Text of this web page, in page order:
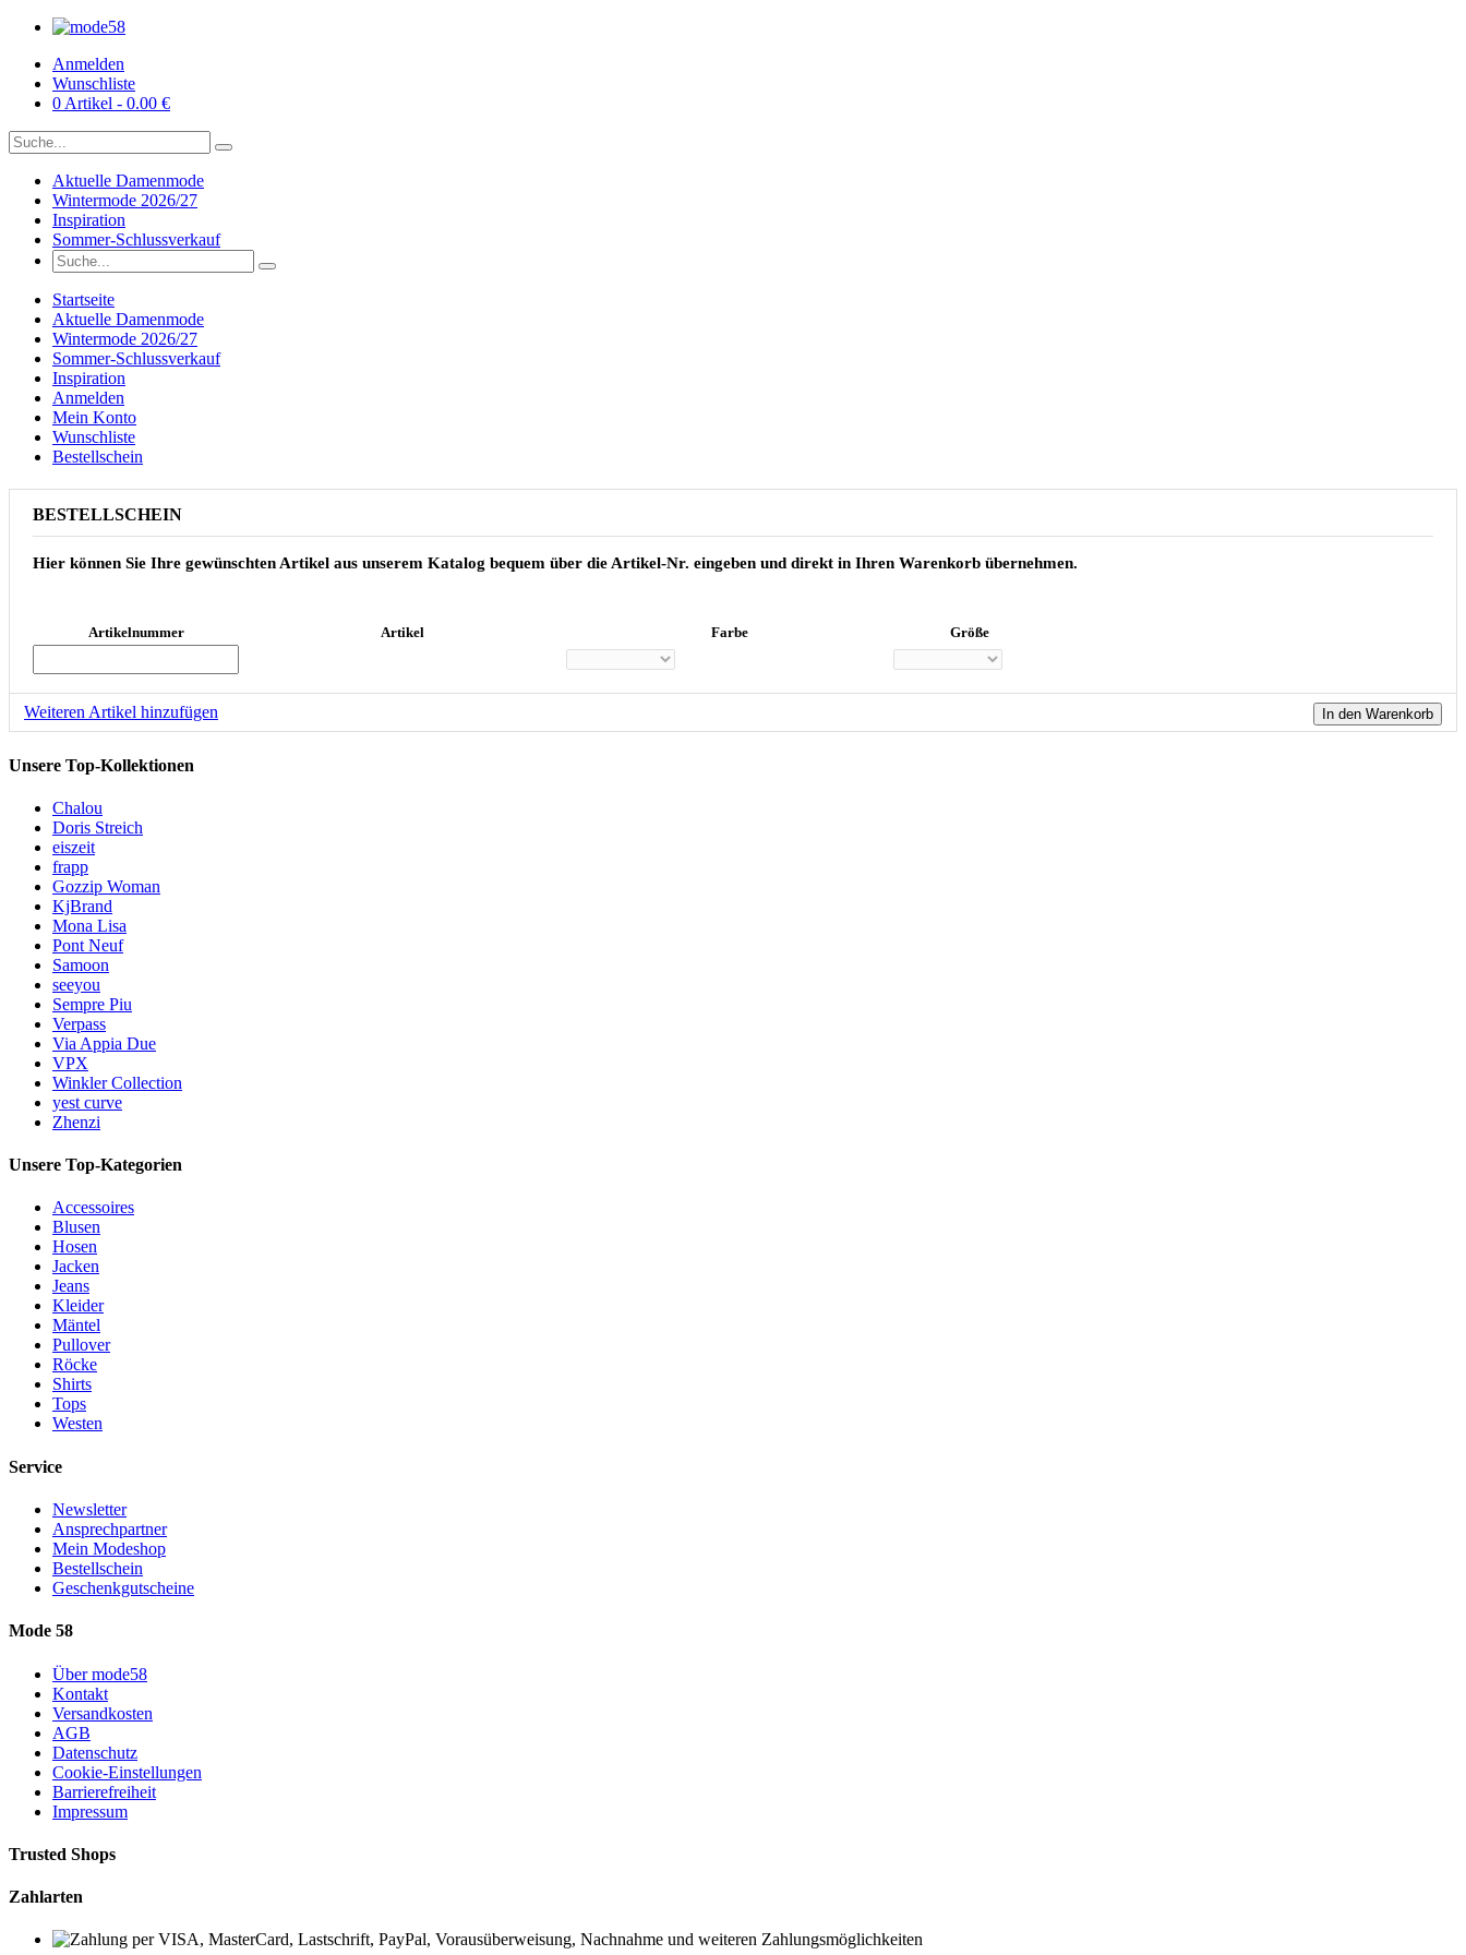
Anmelden
Wunschliste
0 Artikel - 0.00 €
Aktuelle Damenmode
Wintermode 2026/27
Inspiration
Sommer-Schlussverkauf
Startseite
Aktuelle Damenmode
Wintermode 2026/27
Sommer-Schlussverkauf
Inspiration
Anmelden
Mein Konto
Wunschliste
Bestellschein
BESTELLSCHEIN
Hier können Sie Ihre gewünschten Artikel aus unserem Katalog bequem über die Artikel-Nr. eingeben und direkt in Ihren Warenkorb übernehmen.
Artikelnummer Artikel Farbe Größe
Weiteren Artikel hinzufügen In den Warenkorb
Unsere Top-Kollektionen
Chalou
Doris Streich
eiszeit
frapp
Gozzip Woman
KjBrand
Mona Lisa
Pont Neuf
Samoon
seeyou
Sempre Piu
Verpass
Via Appia Due
VPX
Winkler Collection
yest curve
Zhenzi
Unsere Top-Kategorien
Accessoires
Blusen
Hosen
Jacken
Jeans
Kleider
Mäntel
Pullover
Röcke
Shirts
Tops
Westen
Service
Newsletter
Ansprechpartner
Mein Modeshop
Bestellschein
Geschenkgutscheine
Mode 58
Über mode58
Kontakt
Versandkosten
AGB
Datenschutz
Cookie-Einstellungen
Barrierefreiheit
Impressum
Trusted Shops
Zahlarten